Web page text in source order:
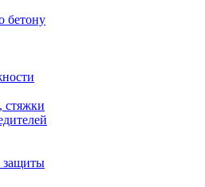
бетону
стяжки
защиты